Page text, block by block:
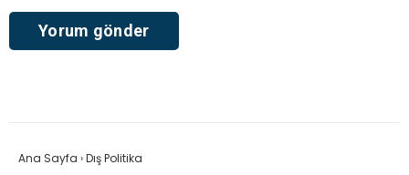
Ana Sayfa ›Dış Politika